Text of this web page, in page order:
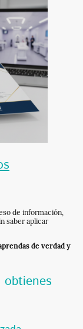
de información,
saber aplicar
de verdad y